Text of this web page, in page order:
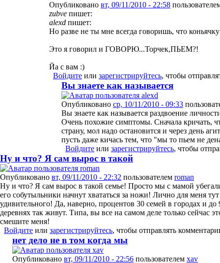
Опубликовано вт, 09/11/2010 - 22:58
zubve пишет:
alexd пишет:
Но разве не ты мне всегда говоришь, что
Это я говорил и ГОВОРЮ...Торчек,ПЬЕМ?!
Йа с вам :)
Войдите или зарегистрируйтесь, чтобы
Вы знаете как называется
Опубликовано ср, 10/11/2010 - 09:33
Вы знаете как называется раздвоение
Очень похожие симптомы. Сначала кричать,
страну, мол надо остановится и через день
пусть даже кичась тем, что "мы то пьем не
Войдите или зарегистрируйтесь, чтобы
Ну и что? Я сам вырос в такой
Опубликовано вт, 09/11/2010 - 22:32 пользователем roman
Ну и что? Я сам вырос в такой семье! Просто мы с мамой
его собутыльники начнут хвататься за ножи! Лично для меня
удивительного! Да, наверно, процентов 30 семей в городах и до
деревнях так живут. Типа, вы все на самом деле только сейчас
смешите меня!
Войдите или зарегистрируйтесь, чтобы отправлять
нет дело не в том когда мы
Опубликовано вт, 09/11/2010 - 22:56 пользователем xav